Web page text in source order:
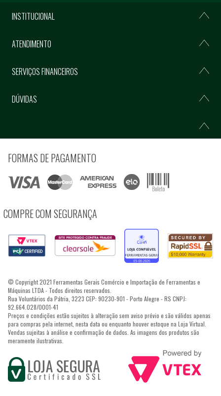
INSTITUCIONAL
ATENDIMENTO
SERVIÇOS FINANCEIROS
DÚVIDAS
FORMAS DE PAGAMENTO
COMPRE COM SEGURANÇA
© Copyright 2021 Ferramentas Gerais Comércio e Importação de Ferramentas e
Máquinas LTDA - Todos direitos reservados.
Rua Voluntários da Pátria, 3223 CEP: 90230-901 - Porto Alegre - RS CNPJ:
92.664.028/0001-41
Preços e condições estão sujeitos à alteração sem aviso prévio e são válidos apenas
para compras pela internet, nesta data ou enquanto houver estoque na Loja Virtual.
Vendas sujeitas à análise e confirmação de dados. As imagens dos produtos são
meramente ilustrativas.